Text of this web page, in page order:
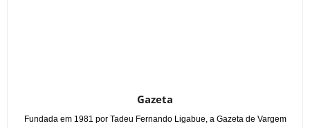
Gazeta
Fundada em 1981 por Tadeu Fernando Ligabue, a Gazeta de Vargem